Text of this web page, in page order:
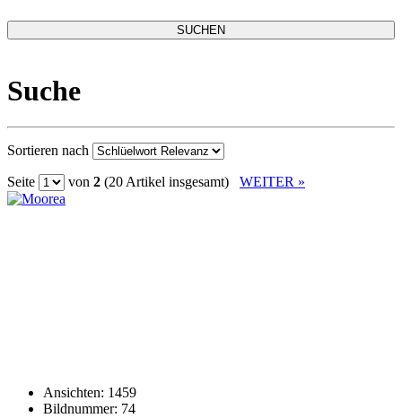
Suche
Sortieren nach
Seite von 2 (20 Artikel insgesamt) WEITER »
Ansichten: 1459
Bildnummer: 74